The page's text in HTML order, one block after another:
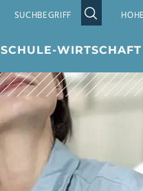
SCHULE-WIRTSCHAFT